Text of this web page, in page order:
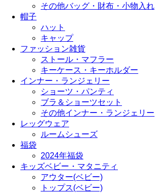
その他バッグ・財布・小物入れ
帽子
ハット
キャップ
ファッション雑貨
ストール・マフラー
キーケース・キーホルダー
インナー・ランジェリー
ショーツ・パンティ
ブラ＆ショーツセット
その他インナー・ランジェリー
レッグウェア
ルームシューズ
福袋
2024年福袋
キッズベビー・マタニティ
アウター(ベビー)
トップス(ベビー)